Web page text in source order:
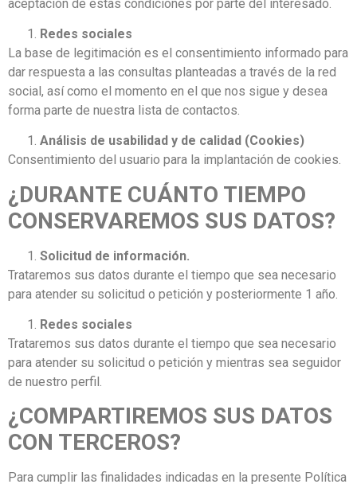
aceptación de estas condiciones por parte del interesado.
Redes sociales
La base de legitimación es el consentimiento informado para
dar respuesta a las consultas planteadas a través de la red
social, así como el momento en el que nos sigue y desea
forma parte de nuestra lista de contactos.
Análisis de usabilidad y de calidad (Cookies)
Consentimiento del usuario para la implantación de cookies.
¿DURANTE CUÁNTO TIEMPO
CONSERVAREMOS SUS DATOS?
Solicitud de información.
Trataremos sus datos durante el tiempo que sea necesario
para atender su solicitud o petición y posteriormente 1 año.
Redes sociales
Trataremos sus datos durante el tiempo que sea necesario
para atender su solicitud o petición y mientras sea seguidor
de nuestro perfil.
¿COMPARTIREMOS SUS DATOS
CON TERCEROS?
Para cumplir las finalidades indicadas en la presente Política